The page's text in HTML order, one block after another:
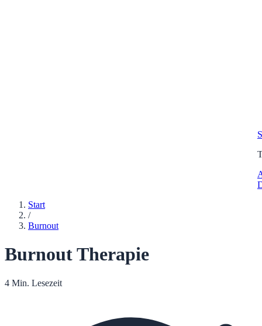
Start
/
Burnout
Burnout Therapie
4 Min. Lesezeit